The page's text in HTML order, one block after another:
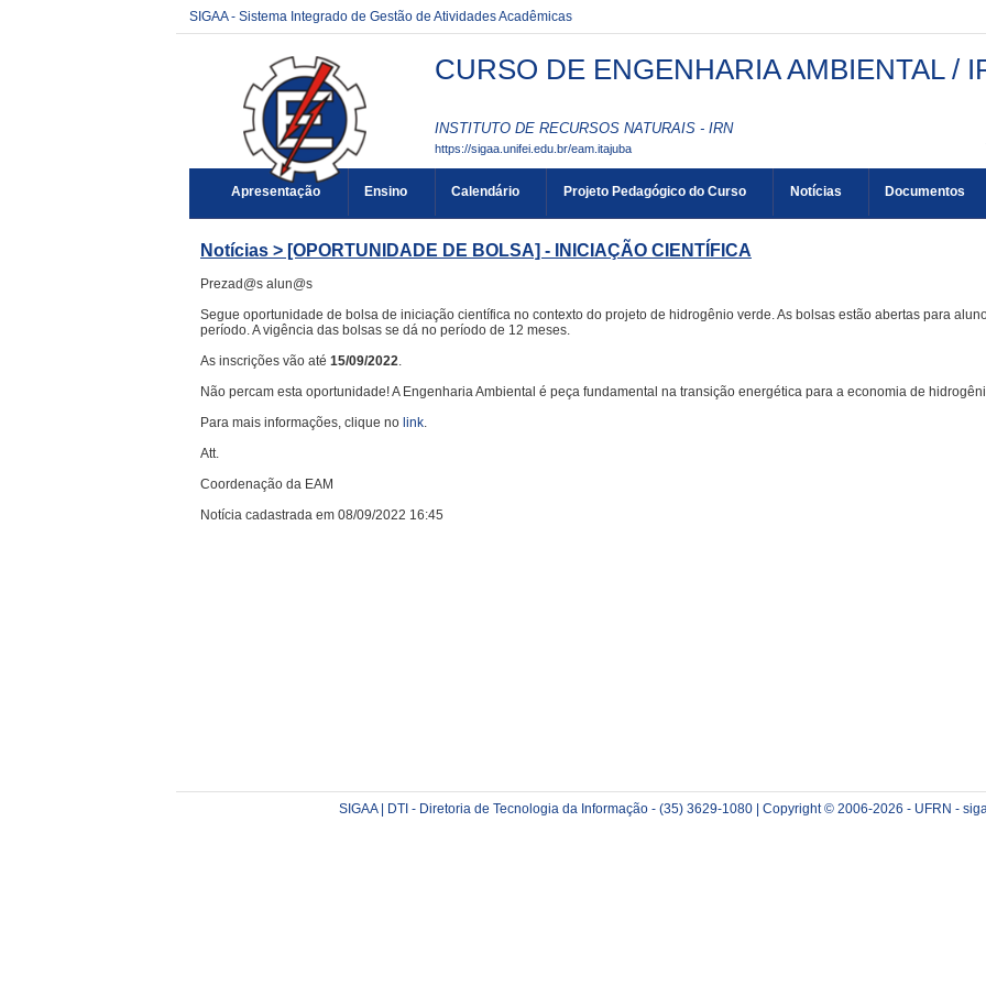
SIGAA - Sistema Integrado de Gestão de Atividades Acadêmicas
CURSO DE ENGENHARIA AMBIENTAL /
INSTITUTO DE RECURSOS NATURAIS - IRN
https://sigaa.unifei.edu.br/eam.itajuba
Apresentação Ensino Calendário Projeto Pedagógico do Curso Notícias Documentos
Notícias > [OPORTUNIDADE DE BOLSA] - INICIAÇÃO CIENTÍFICA
Prezad@s alun@s
Segue oportunidade de bolsa de iniciação científica no contexto do projeto de hidrogênio verde. As bolsas estão abertas para
período. A vigência das bolsas se dá no período de 12 meses.
As inscrições vão até 15/09/2022.
Não percam esta oportunidade! A Engenharia Ambiental é peça fundamental na transição energética para a economia de
Para mais informações, clique no link.
Att.
Coordenação da EAM
Notícia cadastrada em 08/09/2022 16:45
SIGAA | DTI - Diretoria de Tecnologia da Informação - (35) 3629-1080 | Copyright © 2006-2026 - UFRN -